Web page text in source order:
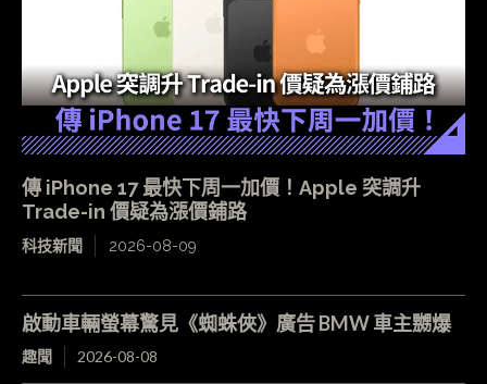
傳 iPhone 17 最快下周一加價！Apple 突調升
Trade-in 價疑為漲價鋪路
科技新聞 2026-08-09
啟動車輛螢幕驚見《蜘蛛俠》廣告 BMW 車主嬲爆
趣聞 2026-08-08